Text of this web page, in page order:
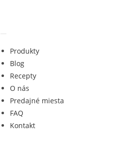
Produkty
Blog
Recepty
O nás
Predajné miesta
FAQ
Kontakt